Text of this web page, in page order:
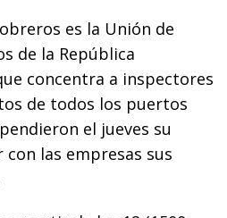
es la Unión de
de la República
concentra a inspectores
de todos los puertos
el jueves su
las empresas sus